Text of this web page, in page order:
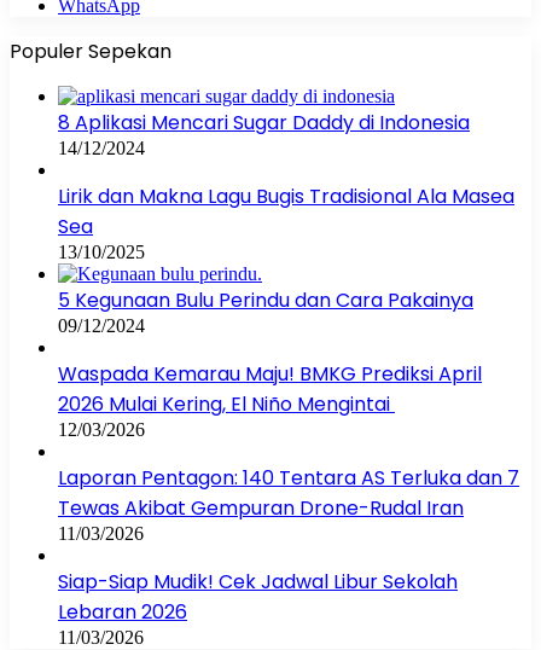
WhatsApp
Populer Sepekan
8 Aplikasi Mencari Sugar Daddy di Indonesia
14/12/2024
Lirik dan Makna Lagu Bugis Tradisional Ala Masea
Sea
13/10/2025
5 Kegunaan Bulu Perindu dan Cara Pakainya
09/12/2024
Waspada Kemarau Maju! BMKG Prediksi April
2026 Mulai Kering, El Niño Mengintai
12/03/2026
Laporan Pentagon: 140 Tentara AS Terluka dan 7
Tewas Akibat Gempuran Drone-Rudal Iran
11/03/2026
Siap-Siap Mudik! Cek Jadwal Libur Sekolah
Lebaran 2026
11/03/2026